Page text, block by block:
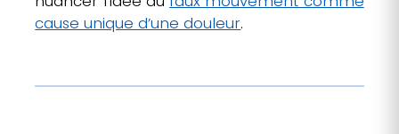
cause unique d’une douleur.